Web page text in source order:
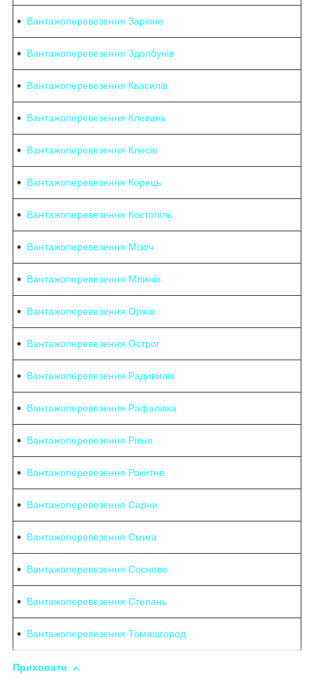
Вантажоперевезення Зарічне
Вантажоперевезення Здолбунів
Вантажоперевезення Квасилів
Вантажоперевезення Клевань
Вантажоперевезення Клесів
Вантажоперевезення Корець
Вантажоперевезення Костопіль
Вантажоперевезення Мізоч
Вантажоперевезення Млинів
Вантажоперевезення Оржів
Вантажоперевезення Острог
Вантажоперевезення Радивилів
Вантажоперевезення Рафалівка
Вантажоперевезення Рівне
Вантажоперевезення Рокитне
Вантажоперевезення Сарни
Вантажоперевезення Смига
Вантажоперевезення Соснове
Вантажоперевезення Степань
Вантажоперевезення Томашгород
Приховати